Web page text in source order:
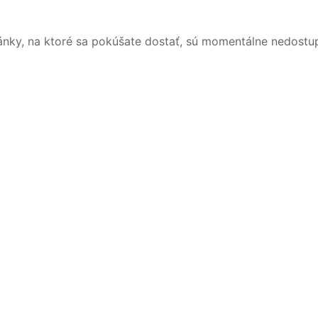
na ktoré sa pokúšate dostať, sú momentálne